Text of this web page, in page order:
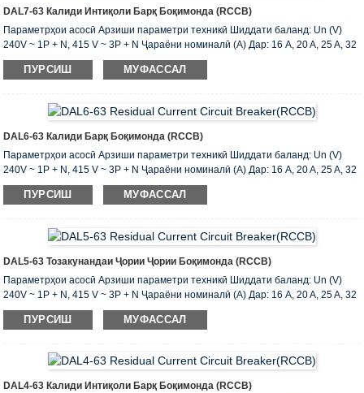
DAL7-63 Калиди Интиқоли Барқ ​​боқимонда (RCCB)
Параметрҳои асосӣ Арзиши параметри техникӣ Шиддати баланд: Un (V)
240V ~ 1P + N, 415 V ~ 3P + N Ҷараёни номиналӣ (A) Дар: 16 A, 20 A, 25 A, 32
A, A, 40 то 50 A , 63 A Ҷараёни боқимондаи кории боқимонда I (A): 0.03,0.1,0.3
Шумораи 1 p + N, 3 p + N AC, навъи мувофиқи ҳолати корӣ бо dc shunt
маҳдудкунандаи боқимондаи ҷараёни кӯтоҳи кӯтоҳ I c (A): 6000
Коммутатсионӣ ва иқтидори шикастани Im (A): 500 (Дар 50A) ...
ПУРСИШ МУФАССАЛ
DAL6-63 Калиди Барқ ​​боқимонда (RCCB)
Параметрҳои асосӣ Арзиши параметри техникӣ Шиддати баланд: Un (V)
240V ~ 1P + N, 415 V ~ 3P + N Ҷараёни номиналӣ (A) Дар: 16 A, 20 A, 25 A, 32
A, A, 40 то 50 A , 63 A Ҷараёни боқимондаи кории боқимонда I (A): 0.03,0.1,0.3
Шумораи 1 p + N, 3 p + N AC, навъи мувофиқи ҳолати корӣ бо dc shunt
маҳдудкунандаи боқимондаи ҷараёни кӯтоҳи кӯтоҳ I c (A): 6000
Коммутатсионӣ ва иқтидори шикастани Im (A): 500 (Дар 50A) ...
ПУРСИШ МУФАССАЛ
DAL5-63 Тозакунандаи Ҷории Ҷории Боқимонда (RCCB)
Параметрҳои асосӣ Арзиши параметри техникӣ Шиддати баланд: Un (V)
240V ~ 1P + N, 415 V ~ 3P + N Ҷараёни номиналӣ (A) Дар: 16 A, 20 A, 25 A, 32
A, A, 40 то 50 A , 63 A Ҷараёни боқимондаи кории боқимонда I (A): 0.03,0.1,0.3
Шумораи 1 p + N, 3 p + N AC, навъи мувофиқи ҳолати корӣ бо dc shunt
маҳдудкунандаи боқимондаи ҷараёни кӯтоҳи кӯтоҳ I c (A): 6000
Коммутатсионӣ ва иқтидори шикастани Im (A): 500 (Дар 50A) ...
ПУРСИШ МУФАССАЛ
DAL4-63 Калиди Интиқоли Барқ ​​боқимонда (RCCB)